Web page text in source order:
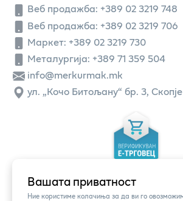
Вашата приватност
Ние користиме колачиња за да ви го
Веб продажба: +389 02 3219 748
Веб продажба: +389 02 3219 706
Маркет: +389 02 3219 730
Металургија: +389 71 359 504
info@merkurmak.mk
ул. „Кочо Битољану“ бр. 3, Скопје